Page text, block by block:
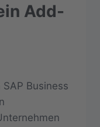
Add-
Business